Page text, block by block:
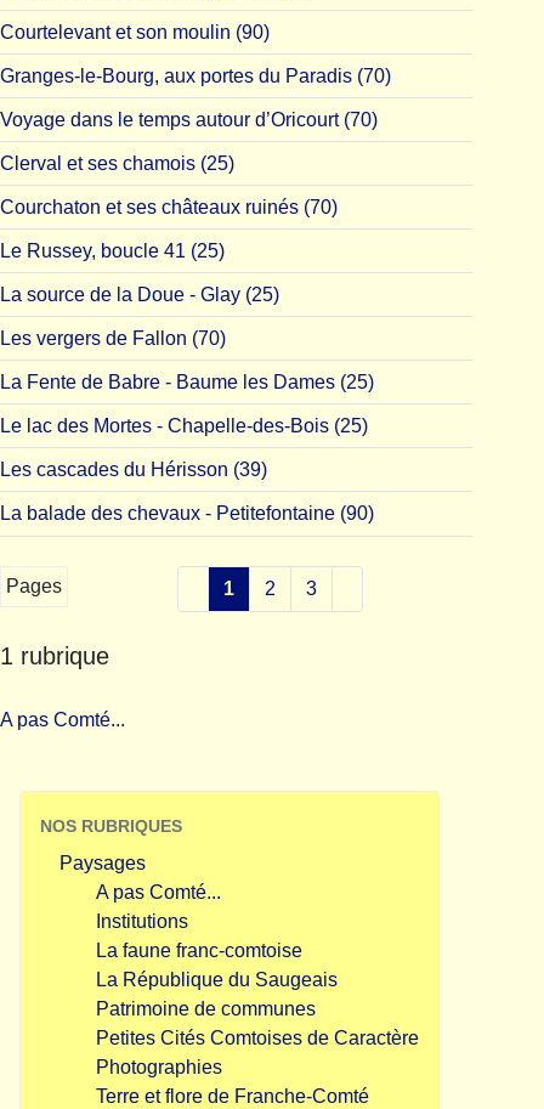
Courtelevant et son moulin (90)
Granges-le-Bourg, aux portes du Paradis (70)
Voyage dans le temps autour d’Oricourt (70)
Clerval et ses chamois (25)
Courchaton et ses châteaux ruinés (70)
Le Russey, boucle 41 (25)
La source de la Doue - Glay (25)
Les vergers de Fallon (70)
La Fente de Babre - Baume les Dames (25)
Le lac des Mortes - Chapelle-des-Bois (25)
Les cascades du Hérisson (39)
La balade des chevaux - Petitefontaine (90)
Pages 1 2 3
1 rubrique
A pas Comté...
NOS RUBRIQUES
Paysages
A pas Comté...
Institutions
La faune franc-comtoise
La République du Saugeais
Patrimoine de communes
Petites Cités Comtoises de Caractère
Photographies
Terre et flore de Franche-Comté